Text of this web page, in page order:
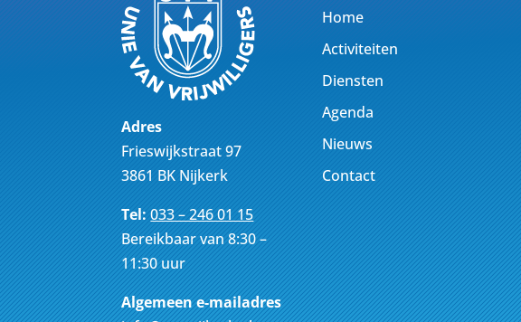
Adres
Frieswijkstraat 97
3861 BK Nijkerk
Tel: 033 – 246 01 15
Bereikbaar van 8:30 –
11:30 uur
Algemeen e-mailadres
Home
Activiteiten
Diensten
Agenda
Nieuws
Contact